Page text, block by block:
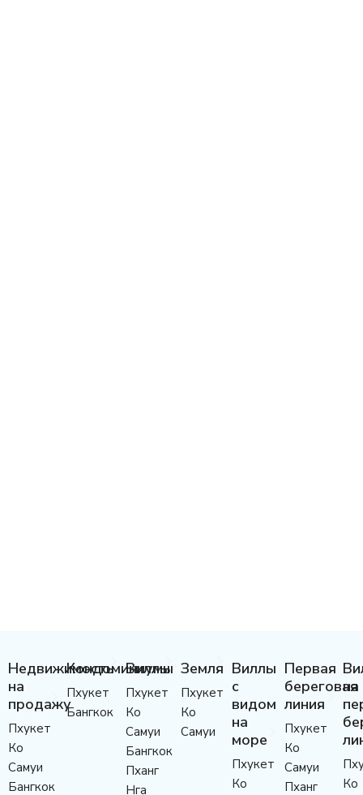
Недвижимость
на
продажу
Пхукет
Ко
Самуи
Бангкок
Кондоминиумы
Пхукет
Бангкок
Виллы
Пхукет
Ко
Самуи
Бангкок
Пханг
Нга
Земля
Пхукет
Ко
Самуи
Виллы
с
видом
на
море
Пхукет
Ко
Первая
береговая
линия
Пхукет
Ко
Самуи
Пханг
на
Ко